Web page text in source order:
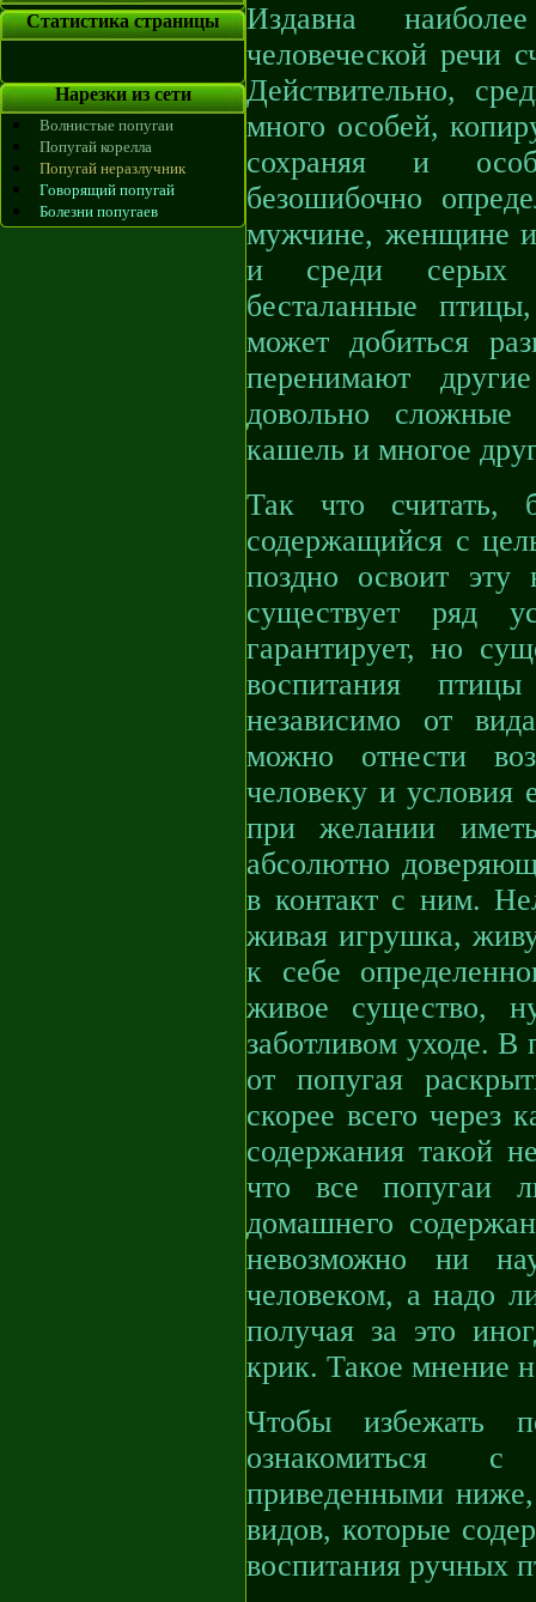
Статистика страницы
Нарезки из сети
Волнистые попугаи
Попугай корелла
Попугай неразлучник
Говорящий попугай
Болезни попугаев
Издавна
человеческой речи
Действительно,
много особей,
сохраняя и
безошибочно
мужчине, женщине
и среди серых
бесталанные
может добиться
перенимают
довольно сложные
кашель и многое
Так что считать,
содержащийся с
поздно освоит эту
существует ряд
гарантирует, но
воспитания
независимо от
можно отнести
человеку и условия
при желании
абсолютно
в контакт с ним.
живая игрушка,
к себе
живое существо,
заботливом уходе. В
от попугая
скорее всего через
содержания такой
что все попугаи
домашнего
невозможно ни
человеком, а надо
получая за это
крик. Такое мнение
Чтобы избежать
ознакомиться с
приведенными
видов, которые
воспитания ручных